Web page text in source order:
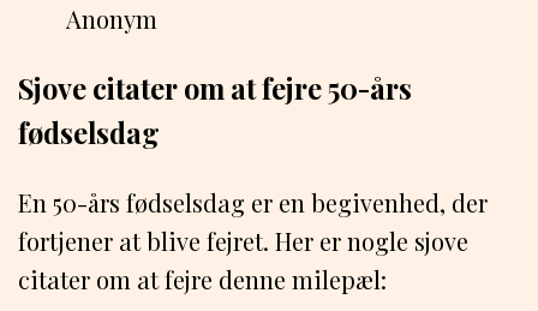
Anonym
Sjove citater om at fejre 50-års
fødselsdag
En 50-års fødselsdag er en begivenhed, der
fortjener at blive fejret. Her er nogle sjove
citater om at fejre denne milepæl: